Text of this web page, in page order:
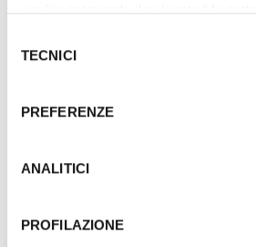
cookie premendo il pulsante
gestire le tue preferenze facendo clic
Qualora acconsenti a tutti i cookie i
attualmente non fornisce garanzie
l’implementazione di misure
Tutela dei navigatori, che abbiamo
delTECNICI
PREFERENZE
ANALITICI
PROFILAZIONE